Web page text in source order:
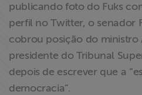
publicando foto do Fuks
perfil no Twitter, o senador
cobrou posição do ministro
presidente do Tribunal
depois de escrever que a
democracia”.